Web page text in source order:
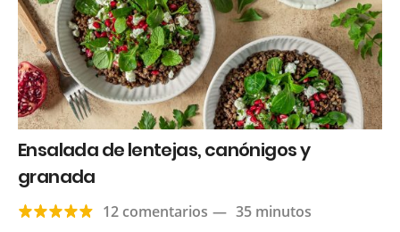
Ensalada de lentejas, canónigos y
granada
12 comentarios — 35 minutos